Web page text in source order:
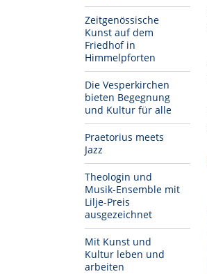
Zeitgenössische
Kunst auf dem
Friedhof in
Himmelpforten
Die Vesperkirchen
bieten Begegnung
und Kultur für alle
Praetorius meets
Jazz
Theologin und
Musik-Ensemble mit
Lilje-Preis
ausgezeichnet
Mit Kunst und
Kultur leben und
arbeiten